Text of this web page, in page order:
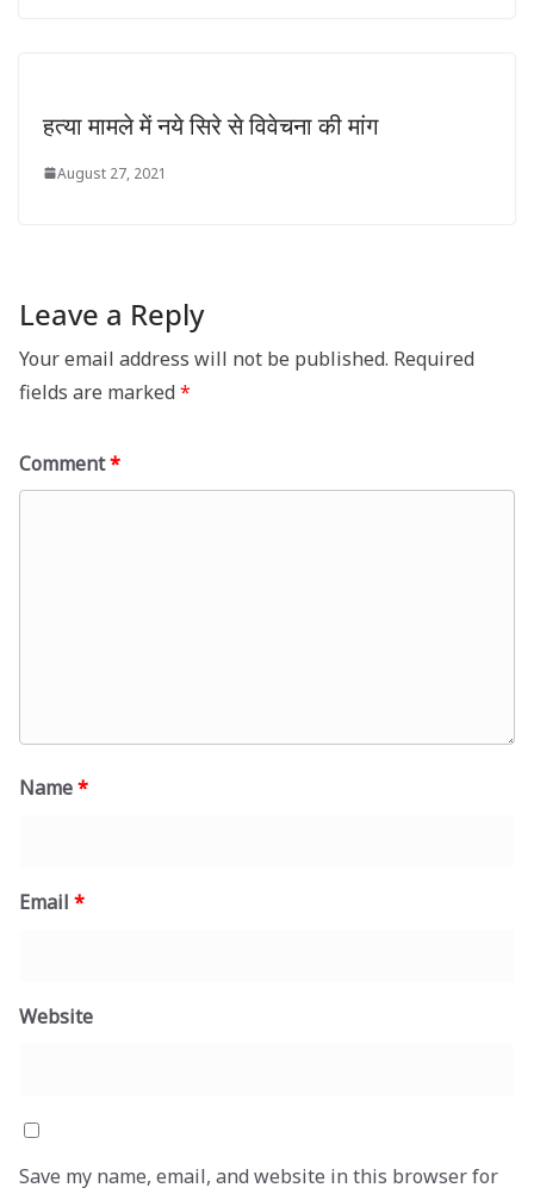
हत्या मामले में नये सिरे से विवेचना की मांग
August 27, 2021
Leave a Reply
Your email address will not be published. Required
fields are marked*
Comment*
Name*
Email *
Website
Save my name, email, and website in this browser for